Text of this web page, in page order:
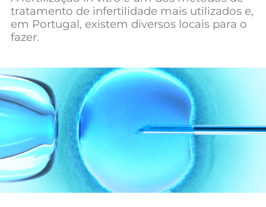
Mundial 2026
tratamento de infertilidade mais utilizados e,
em Portugal, existem diversos locais para o
fazer.